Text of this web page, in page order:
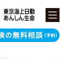
【体験レポート】20代の編集部員がライフパートナーに相談してみた！